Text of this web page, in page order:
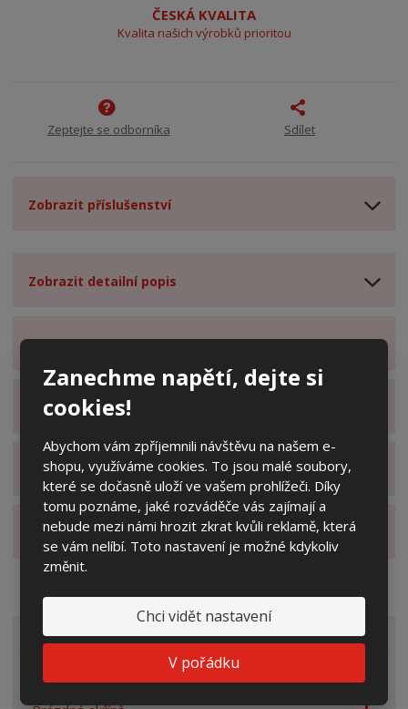
Zanechme napětí, dejte si
cookies!
Abychom vám zpříjemnili návštěvu na našem e-
shopu, využíváme cookies. To jsou malé soubory,
které se dočasně uloží ve vašem prohlížeči. Díky
tomu poznáme, jaké rozváděče vás zajímají a
nebude mezi námi hrozit zkrat kvůli reklamě, která
se vám nelíbí. Toto nastavení je možné kdykoliv
změnit.
Chci vidět nastavení
V pořádku
ČESKÁ KVALITA
Kvalita našich výrobků prioritou
Zeptejte se odborníka Sdílet
Zobrazit příslušenství
Zobrazit detailní popis
Zobrazit obsah balení
Zobrazit specifikační body
Zobrazit technické parametry
Zobrazit hodnocení produktu
VŠECHNY KATEGORIE
Elektroměrové rozvaděče